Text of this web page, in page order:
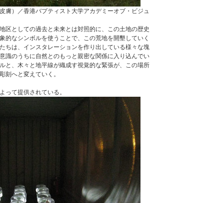
膚）／香港バプティスト大学アカデミーオブ・ビジュ
区としての過去と未来とは対照的に、この土地の歴史
的なシンボルを使うことで、この荒地を開墾していく
ちは、インスタレーションを作り出している様々な塊
識のうちに自然とのもっと親密な関係に入り込んでい
と、木々と地平線が織成す視覚的な緊張が、この場所
刻へと変えていく。
って提供されている。